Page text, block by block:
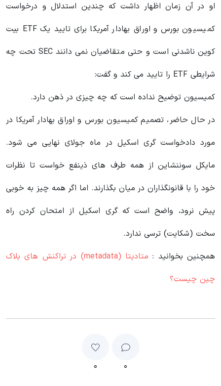
او در آن زمان اظهار داشت که چندین استدلال و درخواست
کمیسیون بورس و اوراق بهادار آمریکا برای تایید یک ETF بیت
کوین ناشدنی است و حتی متقاضیان نمی دانند SEC تحت چه
شرایطی ETF را تایید می‌ کند و گفت:
کمیسیون توضیح نداده است که چه چیزی در ذهن دارد.
در حال حاضر، تصمیم کمیسیون بورس و اوراق بهادار آمریکا در
مورد دادخواست گری اسکیل در ماه جولای نهایی می شود.
مایکل سوننشاین از همه طرف‌ های ذینفع خواست تا نظرات
خود را با قانونگذاران در میان بگذارند. اما اگر همه چیز به خوبی
پیش نرود، واضح است که گری اسکیل از امتحان کردن راه
سخت (شکایت) ترسی ندارد.
همچنین بخوانید :
متادیتا (metadata) در تراکنش های بلاک
چین چیست؟
۰ ۰